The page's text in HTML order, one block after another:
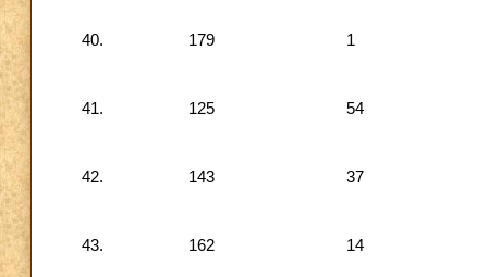
40. 179 1
41. 125 54
42. 143 37
43. 162 14